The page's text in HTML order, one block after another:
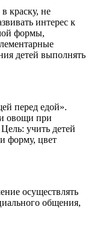
краску, не
интерес к
формы,
детей выполнять
перед едой».
овощи при
учить детей
форму, цвет
осуществлять
общения,